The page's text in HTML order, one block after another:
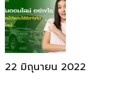
22 มิถุนายน 2022